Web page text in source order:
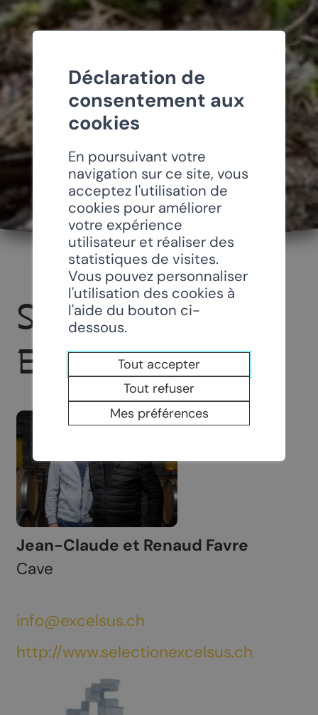
SÉLECTION
EXCELSUS
Jean-Claude et Renaud Favre
Cave
info@excelsus.ch
http://www.selectionexcelsus.ch
Déclaration de
consentement aux
cookies
En poursuivant votre
navigation sur ce site, vous
acceptez l'utilisation de
cookies pour améliorer
votre expérience
utilisateur et réaliser des
statistiques de visites.
Vous pouvez personnaliser
l'utilisation des cookies à
l'aide du bouton ci-
dessous.
Tout accepter
Tout refuser
Mes préférences